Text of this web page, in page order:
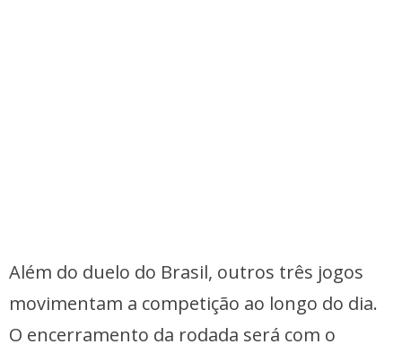
Além do duelo do Brasil, outros três jogos
movimentam a competição ao longo do dia.
O encerramento da rodada será com o